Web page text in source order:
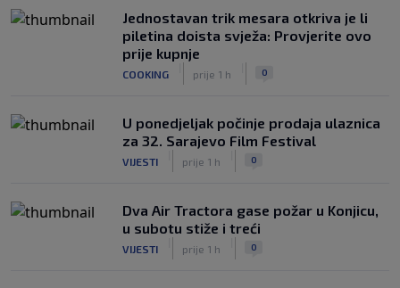
Jednostavan trik mesara otkriva je li
piletina doista svježa: Provjerite ovo
prije kupnje
COOKING prije 1 h 0
U ponedjeljak počinje prodaja ulaznica
za 32. Sarajevo Film Festival
VIJESTI prije 1 h 0
Dva Air Tractora gase požar u Konjicu,
u subotu stiže i treći
VIJESTI prije 1 h 0